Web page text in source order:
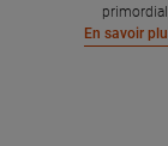
primordial.
En savoir